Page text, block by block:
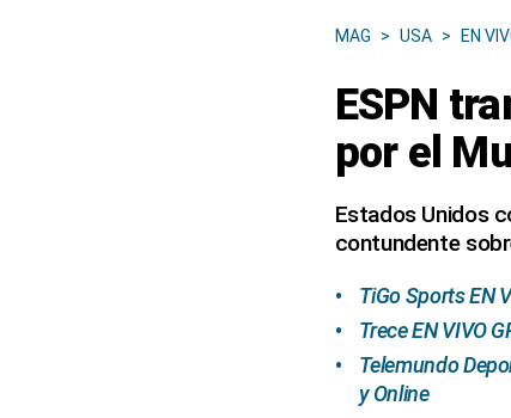
MAG > USA > EN
ESPN
por el
Estados Unidos
contundente
TiGo Sports EN
Trece EN VIVO
Telemundo
y Online